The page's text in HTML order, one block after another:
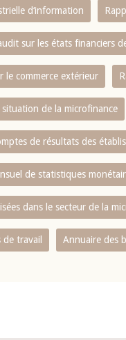
d‘information
sur les états financiers
le commerce extérieur
de la microfinance
de résultats des
de statistiques
dans le secteur de la
travail Annuaire des